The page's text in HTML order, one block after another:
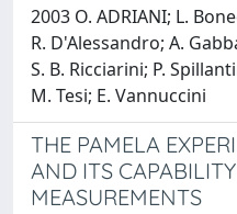
2003 O. ADRIANI; L.
R. D'Alessandro; A.
S. B. Ricciarini; P.
M. Tesi; E. Vannuccini
THE PAMELA
AND ITS
MEASUREMENTS